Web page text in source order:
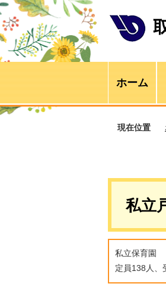
ホーム
現在位置
私立
私立保育園
定員138人、